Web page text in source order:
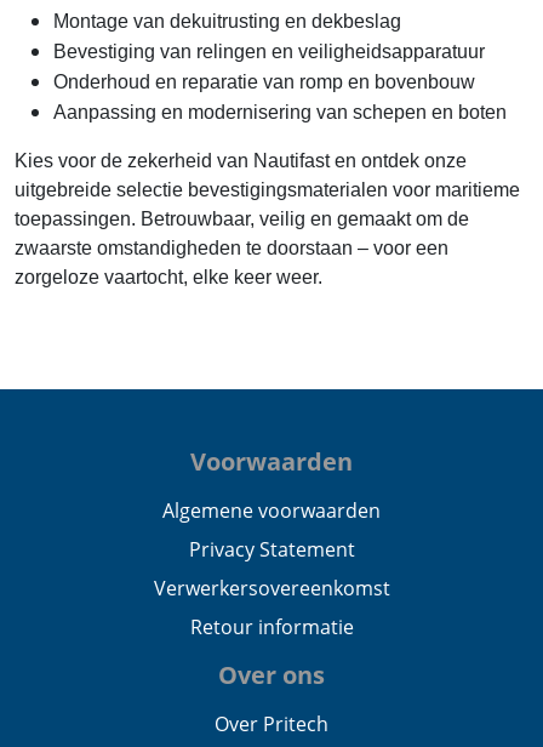
Montage van dekuitrusting en dekbeslag
Bevestiging van relingen en veiligheidsapparatuur
Onderhoud en reparatie van romp en bovenbouw
Aanpassing en modernisering van schepen en boten
Kies voor de zekerheid van Nautifast en ontdek onze
uitgebreide selectie bevestigingsmaterialen voor maritieme
toepassingen. Betrouwbaar, veilig en gemaakt om de
zwaarste omstandigheden te doorstaan – voor een
zorgeloze vaartocht, elke keer weer.
Voorwaarden
Algemene voorwaarden
Privacy Statement
Verwerkersovereenkomst
Retour informatie
Over ons
Over Pritech